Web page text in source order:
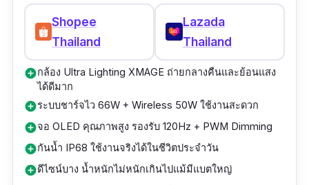
RAM 16GB + ROM 512GB (UFS 4.0)
แบตเตอรี่ 5910mAh รองรับชาร์จไว 80W และ
ชาร์จไร้สาย 50W
กันน้ำมาตรฐาน IP68
ทุกสถานการณ์ ตั้งแต่ถ่ายวิว มุมกว้าง พอร์ต
เทรต จนถึงซูมไกล และคนที่ใช้มือถือหนักทั้ง
วันต้องการแบตอึดและชาร์จไว
มัลติซีนวิดีโอ เหมาะกับ Vlogger ที่ต้องการมือถือ
ถ่ายรูปสวยสำหรับทั้งภาพนิ่งและวิดีโอคุณภาพสูง
หน้าจอ ProXDR ขนาดใหญ่ 6.82 นิ้ว QHD+
ความละเอียด 3168×1440 พิกเซล อัตรารีเฟรช 1-
120Hz LTPO 4.1 ความสว่างสูงสุด 4500 nits
แสดงสี 10-bit และรองรับ Dolby Vision, HDR10+
ทำให้ดูคอนเทนต์คมชัดและสมจริง
ขับเคลื่อนด้วย Snapdragon 8 Elite Mobile
Shopee
Thailand
Lazada
Thailand
add_circleกล้อง Ultra Lighting XMAGE ถ่ายกลางคืนและย้อนแสง
ได้ดีมาก
add_circleระบบชาร์จไว 66W + Wireless 50W ใช้งานสะดวก
add_circleจอ OLED คุณภาพสูง รองรับ 120Hz + PWM Dimming
add_circleกันน้ำ IP68 ใช้งานจริงได้ในชีวิตประจำวัน
add_circleดีไซน์บาง น้ำหนักไม่หนักเกินไปแม้มีแบตใหญ่